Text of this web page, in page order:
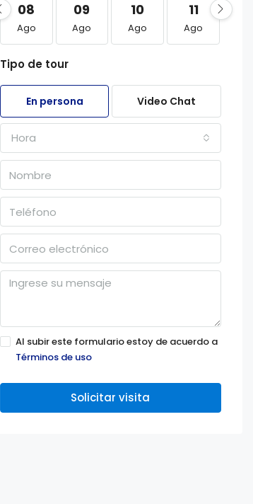
08
Ago
09
Ago
10
Ago
11
Ago
Tipo de tour
En persona Video Chat
Hora
Al subir este formulario estoy de acuerdo a
Términos de uso
Solicitar visita